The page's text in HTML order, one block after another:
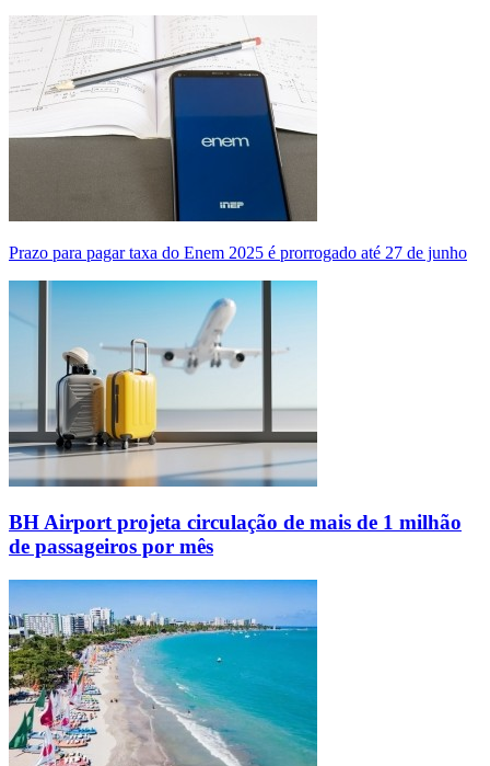
Prazo para pagar taxa do Enem 2025 é prorrogado até 27 de junho
BH Airport projeta circulação de mais de 1 milhão
de passageiros por mês